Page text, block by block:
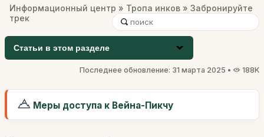
Информационный центр » Тропа инков » Забронируйте
трек
Статьи в этом разделе
Последнее обновление: 31 марта 2025 • 188K
Меры доступа к Вейна-Пикчу